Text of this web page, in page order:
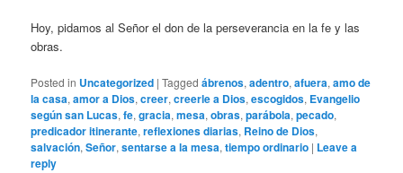
Hoy, pidamos al Señor el don de la perseverancia en la fe y las
obras.
Posted in Uncategorized |Tagged ábrenos,adentro,afuera,amo de
la casa,amor a Dios,creer,creerle a Dios,escogidos, Evangelio
según san Lucas,fe,gracia,mesa,obras,parábola,pecado,
predicador itinerante,reflexiones diarias, Reino de Dios,
salvación,Señor,sentarse a la mesa,tiempo ordinario | Leave a
reply